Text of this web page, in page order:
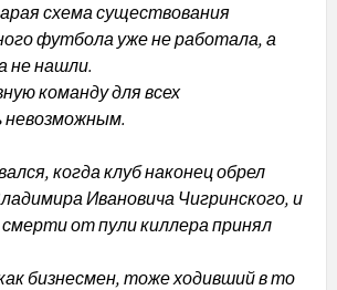
схема существования
футбола уже не работала, а
не нашли.
команду для всех
невозможным.
когда клуб наконец обрел
Ивановича Чигринского, и
от пули киллера принял
бизнесмен, тоже ходивший в то